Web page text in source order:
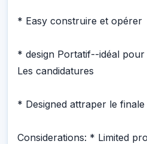
* Easy construire et opérer
* design Portatif--idéal pour
Les candidatures
* Designed attraper le
Considerations: * Limited